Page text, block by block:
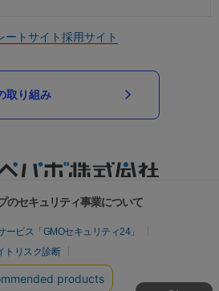
ートサイト採用サイト
取り組み
のセキュリティ事業について
ビス「GMOセキュリティ24」
トリスク診断